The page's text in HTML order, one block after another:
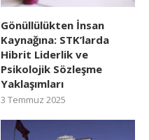
Gönüllülükten İnsan
Kaynağına: STK’larda
Hibrit Liderlik ve
Psikolojik Sözleşme
Yaklaşımları
3 Temmuz 2025